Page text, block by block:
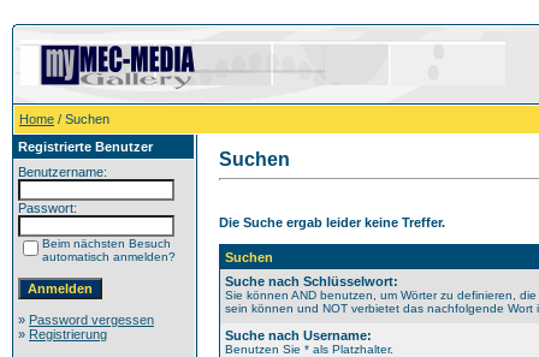
Home / Suchen
Registrierte Benutzer
Benutzername:
Passwort:
Beim nächsten Besuch
automatisch anmelden?
» Password vergessen
» Registrierung
Suchen
Die Suche ergab leider keine Treffer.
Suchen
Suche nach Schlüsselwort:
Sie können AND benutzen, um Wörter zu definieren,
sein können und NOT verbietet das nachfolgende Wort
Suche nach Username:
Benutzen Sie * als Platzhalter.